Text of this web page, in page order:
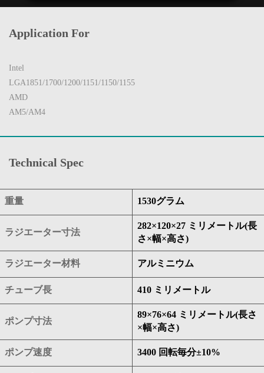
Application For
Intel
LGA1851/1700/1200/1151/1150/1155
AMD
AM5/AM4
Technical Spec
重量 1530グラム
ラジエーター寸法
282×120×27 ミリメートル(長
さ×幅×高さ)
ラジエーター材料 アルミニウム
チューブ長 410 ミリメートル
ポンプ寸法
89×76×64 ミリメートル(長さ
×幅×高さ)
ポンプ速度 3400 回転毎分±10%